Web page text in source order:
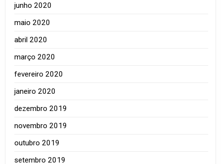
junho 2020
maio 2020
abril 2020
março 2020
fevereiro 2020
janeiro 2020
dezembro 2019
novembro 2019
outubro 2019
setembro 2019